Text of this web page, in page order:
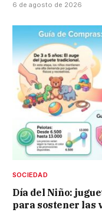
6 de agosto de 2026
SOCIEDAD
Día del Niño:
para sostener las